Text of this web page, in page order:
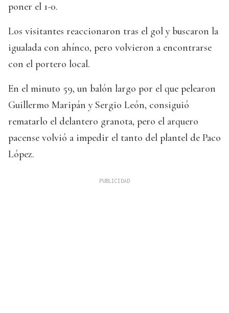
poner el 1-0.
Los visitantes reaccionaron tras el gol y buscaron la
igualada con ahínco, pero volvieron a encontrarse
con el portero local.
En el minuto 59, un balón largo por el que pelearon
Guillermo Maripán y Sergio León, consiguió
rematarlo el delantero granota, pero el arquero
pacense volvió a impedir el tanto del plantel de Paco
López.